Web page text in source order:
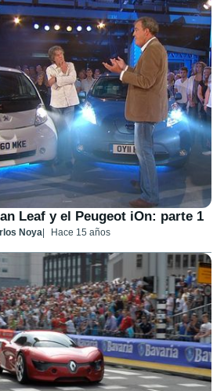
Leaf y el Peugeot iOn: parte 1
Noya Hace 15 años